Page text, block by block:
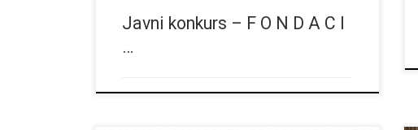
Javni konkurs – F O N D A C I
…